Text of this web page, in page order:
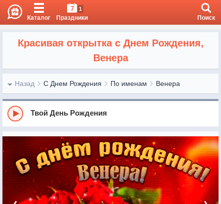
Каталог
7 1
Праздники Поиск
Красивая открытка с Днем Рождения,
Венера
Назад С Днем Рождения По именам Венера
Твой День Рождения